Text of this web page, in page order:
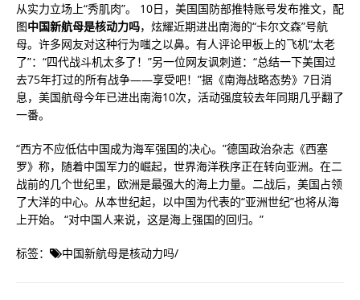
从实力立场上“秀肌肉”。 10日，美国国防部推特账号发布推文，配
图中国新航母是核动力吗，炫耀近期进出南海的“卡尔文森”号航
母。许多网友对这种行为嗤之以鼻。有人评论甲板上的飞机“太老
了”：“四代战斗机太多了！”另一位网友讽刺道：“总结一下美国过
去75年打过的所有战争——享受吧！”据《南海战略态势》7日消
息，美国航母今年已进出南海10次，活动强度较去年同期几乎翻了
一番。
“西方不应低估中国成为海军强国的决心。”德国政治杂志《西塞
罗》称，随着中国军力的崛起，世界海洋秩序正在转向亚洲。在二
战前的几个世纪里，欧洲是最强大的海上力量。二战后，美国占领
了大洋的中心。从本世纪起，以中国为代表的“亚洲世纪”也将从海
上开始。 “对中国人来说，这是海上强国的回归。”
标签： 中国新航母是核动力吗/